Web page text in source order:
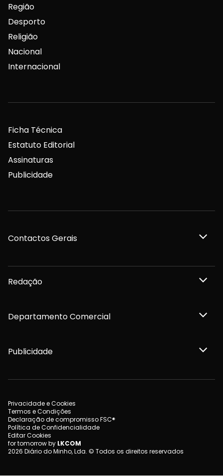
Região
Desporto
Religião
Nacional
Internacional
Ficha Técnica
Estatuto Editorial
Assinaturas
Publicidade
Contactos Gerais
Redação
Departamento Comercial
Publicidade
Privacidade e Cookies
Termos e Condições
Declaração de compromisso FSC®
Política de Confidencialidade
Editar Cookies
for tomorrow by LKCOM
2026 Diário do Minho, Lda. © Todos os direitos reservados